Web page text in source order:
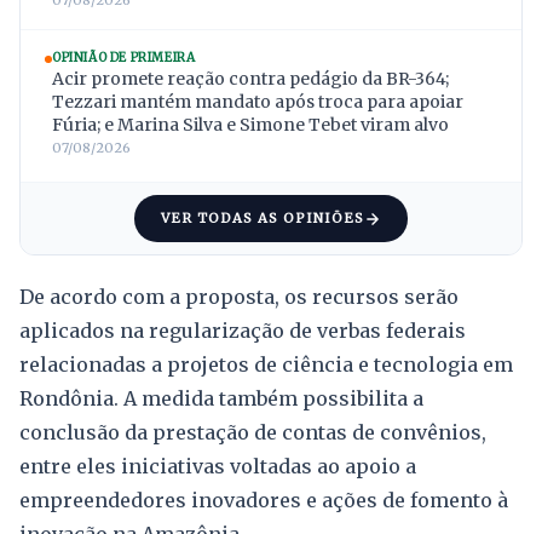
OPINIÃO DE PRIMEIRA
Acir promete reação contra pedágio da BR-364;
Tezzari mantém mandato após troca para apoiar
Fúria; e Marina Silva e Simone Tebet viram alvo
07/08/2026
VER TODAS AS OPINIÕES
De acordo com a proposta, os recursos serão
aplicados na regularização de verbas federais
relacionadas a projetos de ciência e tecnologia em
Rondônia. A medida também possibilita a
conclusão da prestação de contas de convênios,
entre eles iniciativas voltadas ao apoio a
empreendedores inovadores e ações de fomento à